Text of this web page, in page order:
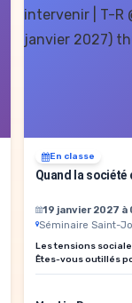
En classe
Quand la société
19 janvier 2027 à
Séminaire Saint-
Les tensions
Êtes-vous outillés